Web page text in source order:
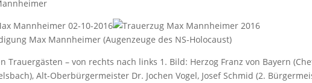
Trauergästen – von rechts nach links 1. Bild: Herzog Franz von Bayern
Alt-Oberbürgermeister Dr. Jochen Vogel, Josef Schmid (2.